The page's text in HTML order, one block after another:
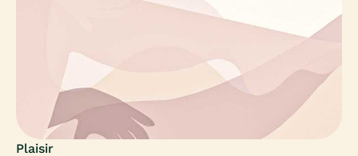
solutions naturelles ou traitements : Mia fait le
Plaisir